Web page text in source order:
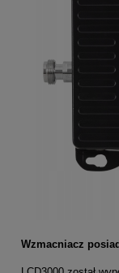
Wzmacniacz